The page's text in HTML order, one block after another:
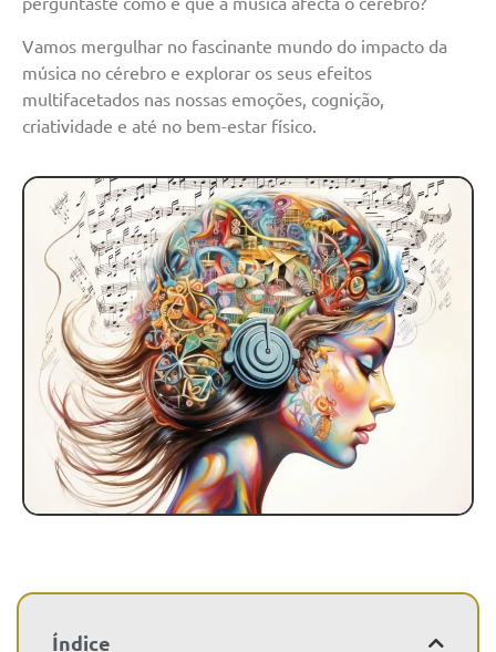
Vamos mergulhar no fascinante mundo do impacto da
música no cérebro e explorar os seus efeitos
multifacetados nas nossas emoções, cognição,
criatividade e até no bem-estar físico.
Índice